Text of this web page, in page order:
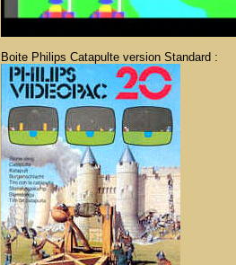
Boite Philips Catapulte version Standard :